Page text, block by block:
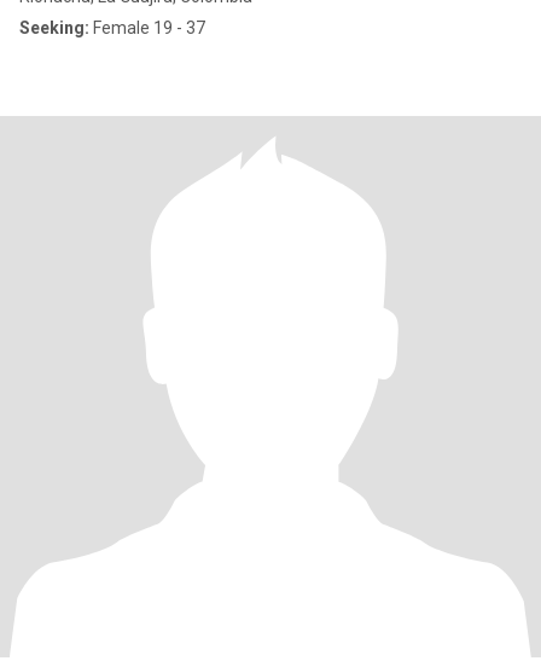
Seeking: Female 19 - 37